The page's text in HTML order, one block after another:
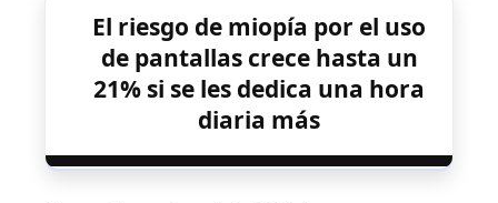
El riesgo de miopía por el uso
de pantallas crece hasta un
21% si se les dedica una hora
diaria más